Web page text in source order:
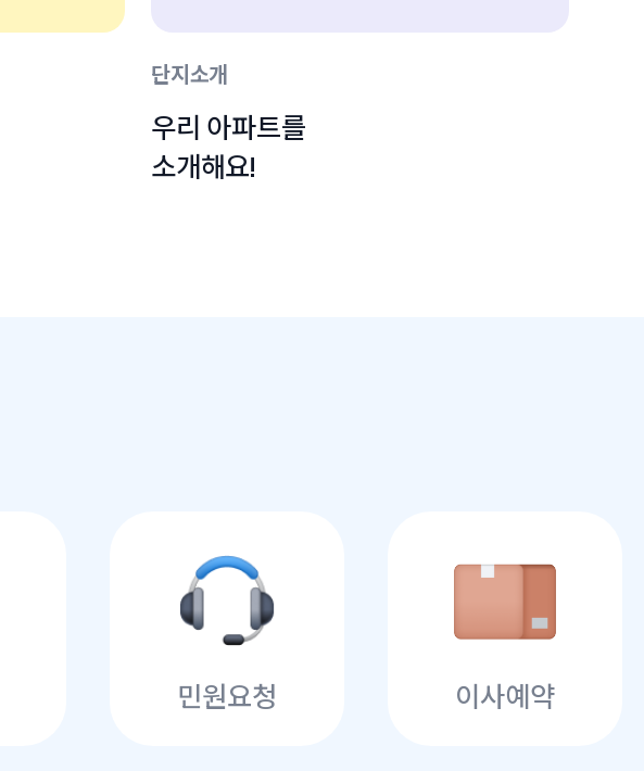
단지소개
우리 아파트를
소개해요!
민원요청 이사예약